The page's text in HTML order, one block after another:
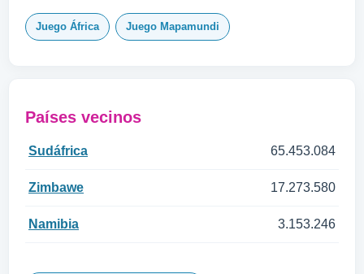
Juego África Juego Mapamundi
Países vecinos
Sudáfrica 65.453.084
Zimbawe 17.273.580
Namibia 3.153.246